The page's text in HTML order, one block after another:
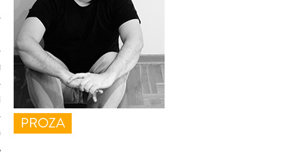
PROZA